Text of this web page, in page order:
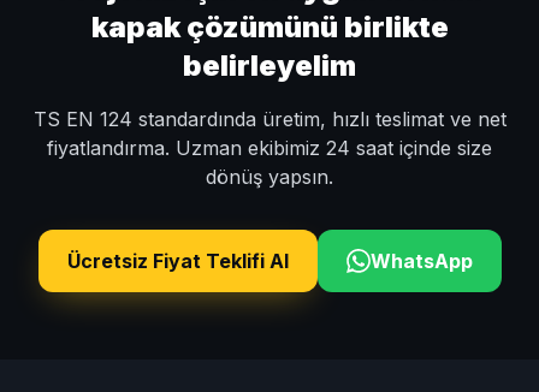
kapak çözümünü birlikte
belirleyelim
TS EN 124 standardında üretim, hızlı teslimat ve net
fiyatlandırma. Uzman ekibimiz 24 saat içinde size
dönüş yapsın.
Ücretsiz Fiyat Teklifi Al WhatsApp